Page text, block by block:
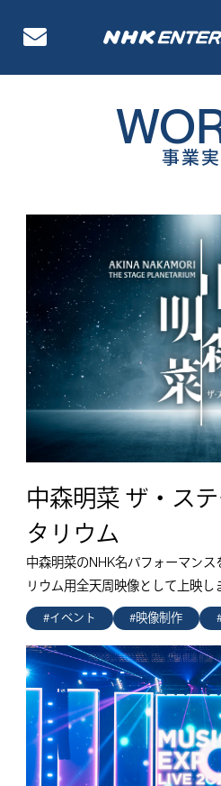
事業
中森明菜 ザ・ス
タリウム
中森明菜のNHK名パフォーマン
リウム用全天周映像として上映し
#イベント #映像制作